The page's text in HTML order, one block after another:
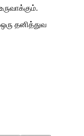
தனித்துவ